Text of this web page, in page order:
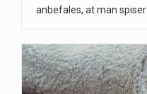
anbefales, at man spiser